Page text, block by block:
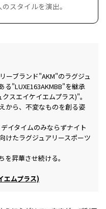
スタイルを演出。
ーブランド"AKM"のラグジュ
る"LUXE163AKMBB"を継承
スエイケイエムプラス)"。
から、不変なものを創る姿
デイタイムのみならずナイト
けたラグジュアリースポーツ
昇華させ続ける。
エムプラス)